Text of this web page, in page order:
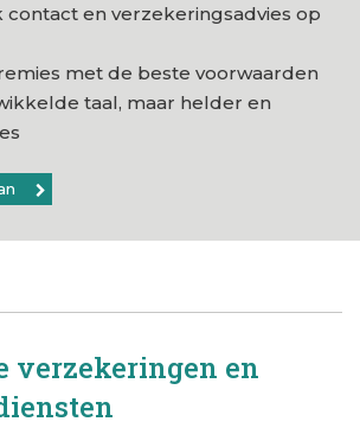
contact en verzekeringsadvies op
met de beste voorwaarden
taal, maar helder en
verzekeringen en